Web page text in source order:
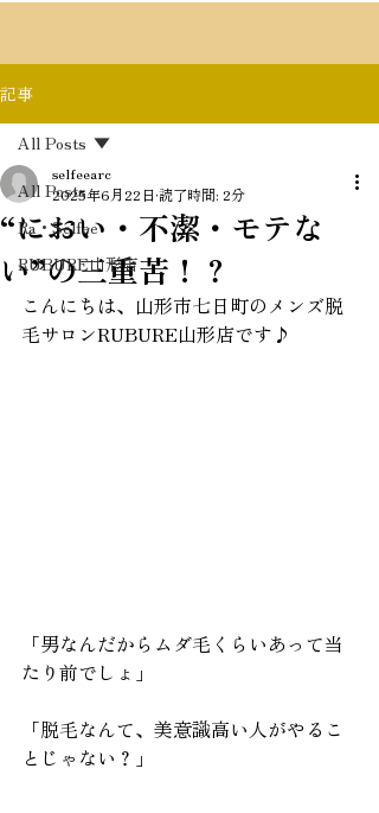
記事
All Posts
Ra・Selfee
RUBURE山形店
All Posts
“におい・不潔・モテな
い”の三重苦！？
selfeearc
2025年6月22日 読了時間: 2分
こんにちは、山形市七日町のメンズ脱
毛サロンRUBURE山形店です♪
「男なんだからムダ毛くらいあって当
たり前でしょ」
「脱毛なんて、美意識高い人がやるこ
とじゃない？」